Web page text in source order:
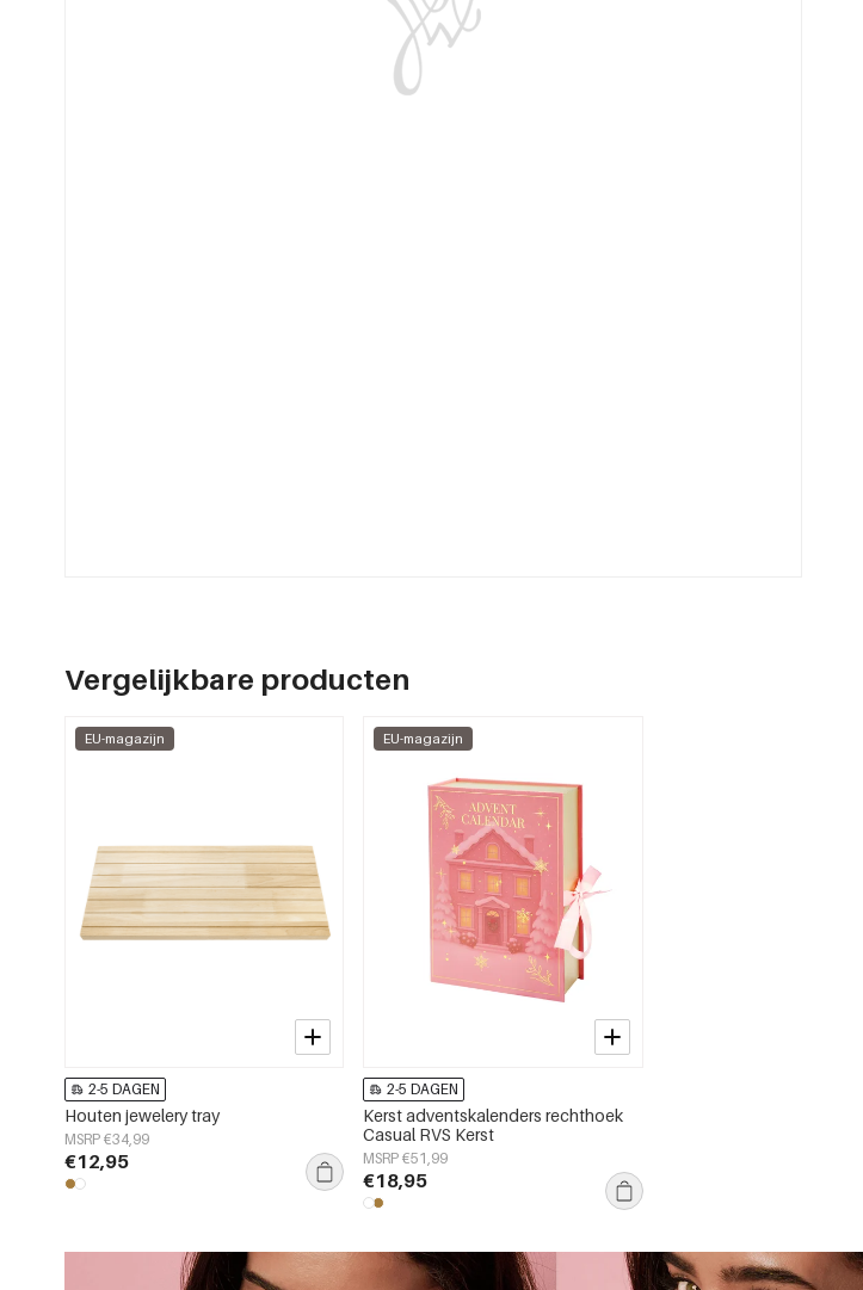
Vergelijkbare producten
EU-magazijn
2-5 DAGEN
Houten jewelery tray
MSRP €34,99
€12,95
EU-magazijn
2-5 DAGEN
Kerst adventskalenders rechthoek
Casual RVS Kerst
MSRP €51,99
€18,95